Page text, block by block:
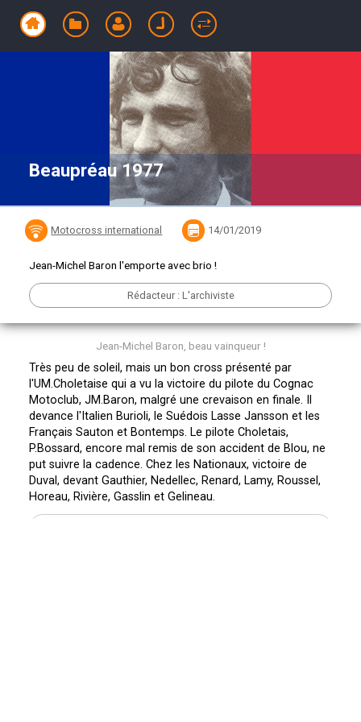
Beaupréau 1977
Motocross international 14/01/2019
Jean-Michel Baron l'emporte avec brio !
Rédacteur : L'archiviste
Jean-Michel Baron, beau vainqueur !
Très peu de soleil, mais un bon cross présenté par
l'UM.Choletaise qui a vu la victoire du pilote du Cognac
Motoclub, JM.Baron, malgré une crevaison en finale. Il
devance l'Italien Burioli, le Suédois Lasse Jansson et les
Français Sauton et Bontemps. Le pilote Choletais,
P.Bossard, encore mal remis de son accident de Blou, ne
put suivre la cadence. Chez les Nationaux, victoire de
Duval, devant Gauthier, Nedellec, Renard, Lamy, Roussel,
Horeau, Rivière, Gasslin et Gelineau.